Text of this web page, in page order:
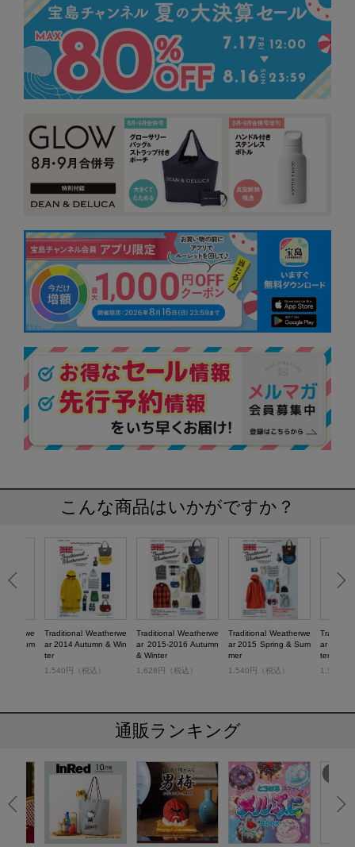
こんな商品はいかがですか？
& Sum
Traditional Weatherwe
ar 2014 Autumn & Win
ter
1,540円（税込）
Traditional Weatherwe
ar 2015-2016 Autumn
& Winter
1,628円（税込）
Traditional Weatherwe
ar 2015 Spring & Sum
mer
1,540円（税込）
ar 2014
ter
1,540円
通販ランキング